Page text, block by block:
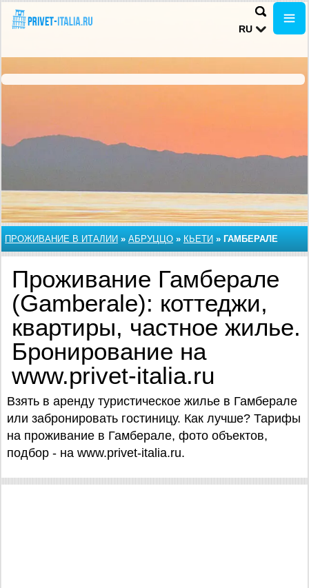
RU
ПРОЖИВАНИЕ В ИТАЛИИ » АБРУЦЦО » КЬЕТИ » ГАМБЕРАЛЕ
Проживание Гамберале
(Gamberale): коттеджи,
квартиры, частное жилье.
Бронирование на
www.privet-italia.ru
Взять в аренду туристическое жилье в Гамберале
или забронировать гостиницу. Как лучше? Тарифы
на проживание в Гамберале, фото объектов,
подбор - на www.privet-italia.ru.